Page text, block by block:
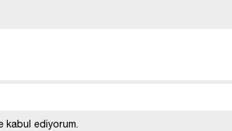
kabul ediyorum.